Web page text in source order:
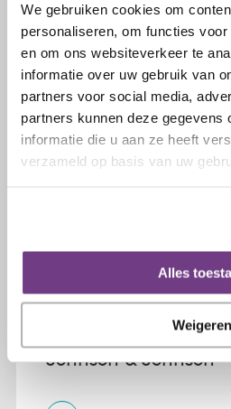
We gebruiken cookies om
personaliseren, om functies
en om ons websiteverkeer te
informatie over uw gebruik van
partners voor social media,
partners kunnen deze gegevens
informatie die u aan ze heeft
verzameld op basis van uw
Alles
Weigeren
Amanta deelde haar
Johnson & Johnson